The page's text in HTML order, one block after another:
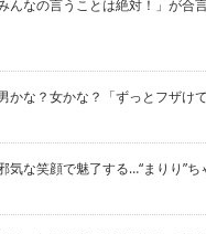
な？女かな？「ずっとフザけ
な笑顔で魅了する…“まりり”ち
』年間王者が極致目指して爆